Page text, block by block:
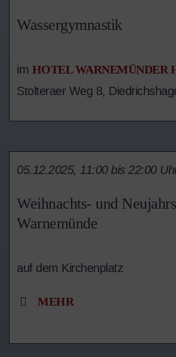
Wassergymnastik
im HOTEL WARNEMÜNDER
Stolteraer Weg 8,
Weihnachts- und
Warnemünde
05.12.2025, 11:00 bis 22:00
auf dem Kirchenplatz
MEHR